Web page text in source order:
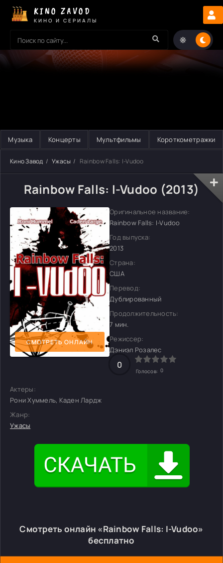
KINO ZAVOD
КИНО И СЕРИАЛЫ
Музыка Концерты Мультфильмы Короткометражки
Кино Завод Ужасы Rainbow Falls: I-Vudoo
Rainbow Falls: I-Vudoo (2013)
СМОТРЕТЬ ОНЛАЙН
Оригинальное название:
Rainbow Falls: I-Vudoo
Год выпуска:
2013
Страна:
США
Перевод:
Дублированный
Продолжительность:
7 мин.
Режиссер:
Дэниэл Розалес
0
Голосов: 0
Актеры:
Рони Хуммель, Каден Лардж
Жанр:
Ужасы
Смотреть онлайн «Rainbow Falls: I-Vudoo»
бесплатно